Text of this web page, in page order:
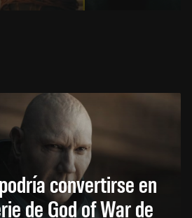
convertirse en
de God of War de